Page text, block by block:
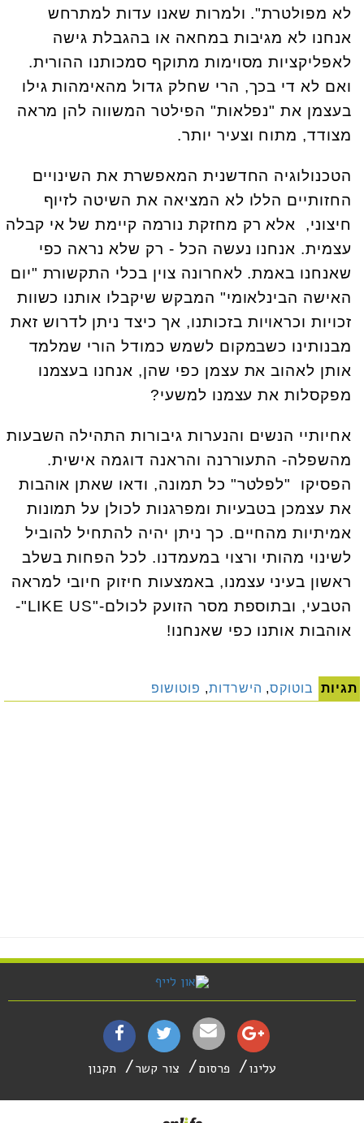
לא מפולטרת". ולמרות שאנו עדות למתרחש
אנחנו לא מגיבות במחאה או בהגבלת גישה
לאפליקציות מסוימות מתוקף סמכותנו ההורית.
ואם לא די בכך, הרי שחלק גדול מהאימהות גילו
בעצמן את "נפלאות" הפילטר המשווה להן מראה
מצודד, מתוח וצעיר יותר.
הטכנולוגיה החדשנית המאפשרת את השינויים
החזותיים הללו לא המציאה את השיטה לזיוף
חיצוני, אלא רק מחזקת נורמה קיימת של אי קבלה
עצמית. אנחנו נעשה הכל - רק שלא נראה כפי
שאנחנו באמת. לאחרונה צוין בכלי התקשורת "יום
האישה הבינלאומי" המבקש שיקבלו אותנו כשוות
זכויות וכראויות בזכותנו, אך כיצד ניתן לדרוש זאת
מבנותינו כשבמקום לשמש כמודל הורי שמלמד
אותן לאהוב את עצמן כפי שהן, אנחנו בעצמנו
מפקסלות את עצמנו למשעי?
אחיותיי הנשים והנערות גיבורות התהילה השבעות
מהשפלה- התעוררנה והראנה דוגמה אישית.
הפסיקו "לפלטר" כל תמונה, ודאו שאתן אוהבות
את עצמכן בטבעיות ומפרגנות לכולן על תמונות
אמיתיות מהחיים. כך ניתן יהיה להתחיל להוביל
לשינוי מהותי ורצוי במעמדנו. לכל הפחות בשלב
ראשון בעיני עצמנו, באמצעות חיזוק חיובי למראה
הטבעי, ובתוספת מסר הזועק לכולם-"LIKE US"-
אוהבות אותנו כפי שאנחנו!
תגיות בוטוקס, הישרדות, פוטושופ
עלינו פרסום צור קשר תקנון